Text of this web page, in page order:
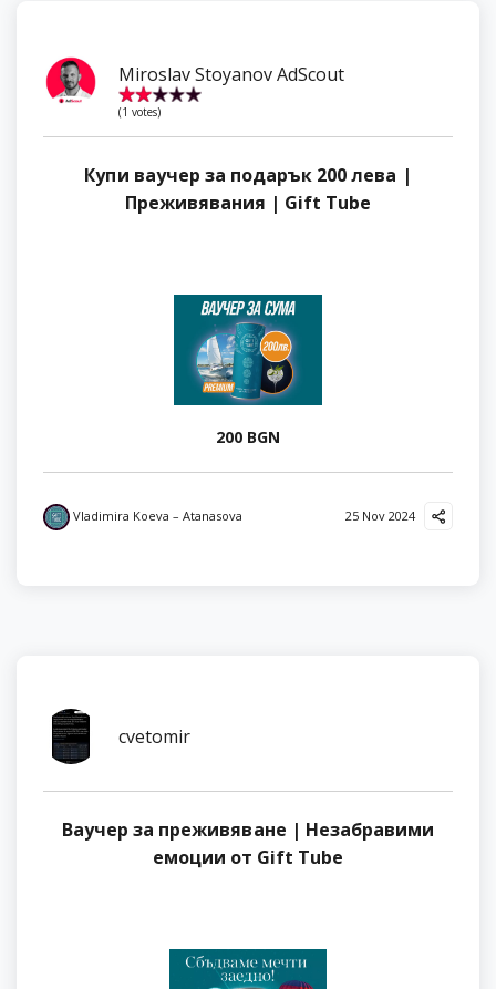
Miroslav Stoyanov AdScout
Купи ваучер за подарък 200 лева |
Преживявания | Gift Tube
200 BGN
Vladimira Koeva – Atanasova 25 Nov 2024
cvetomir
Ваучер за преживяване | Незабравими
емоции от Gift Tube